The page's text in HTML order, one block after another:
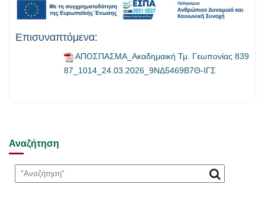
Επισυναπτόμενα:
ΑΠΟΣΠΑΣΜΑ_Ακαδημαική Τμ. Γεωπονίας 839
87_1014_24.03.2026_9ΝΔ5469Β7Θ-ΙΓΣ
Αναζήτηση